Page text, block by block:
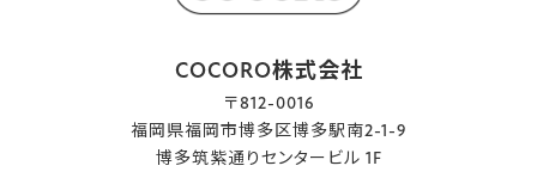
COCORO株式会社
〒812-0016
福岡県福岡市博多区博多駅南2-1-9
博多筑紫通りセンタービル 1F